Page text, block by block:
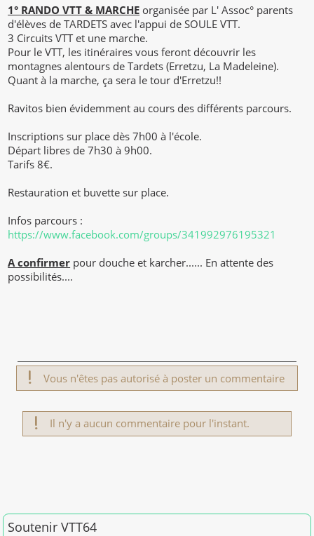
1° RANDO VTT & MARCHE organisée par L' Assoc° parents
d'élèves de TARDETS avec l'appui de SOULE VTT.
3 Circuits VTT et une marche.
Pour le VTT, les itinéraires vous feront découvrir les
montagnes alentours de Tardets (Erretzu, La Madeleine).
Quant à la marche, ça sera le tour d'Erretzu!!
Ravitos bien évidemment au cours des différents parcours.
Inscriptions sur place dès 7h00 à l'école.
Départ libres de 7h30 à 9h00.
Tarifs 8€.
Restauration et buvette sur place.
Infos parcours :
https://www.facebook.com/groups/341992976195321
A confirmer pour douche et karcher...... En attente des
possibilités....
Vous n'êtes pas autorisé à poster un commentaire
Il n'y a aucun commentaire pour l'instant.
Soutenir VTT64